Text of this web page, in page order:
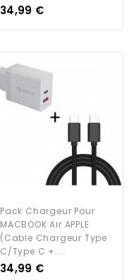
Prix
34,99 €
Pack Chargeur Pour
MACBOOK Air APPLE
(Cable Chargeur Type
C/Type C +...
Prix
34,99 €